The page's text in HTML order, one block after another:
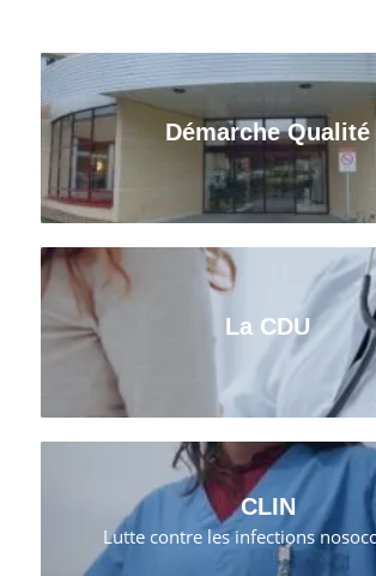
Démarche Qualité
La CDU
CLIN
Lutte contre les infections